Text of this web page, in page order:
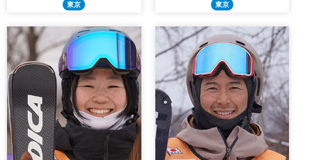
東京
東京